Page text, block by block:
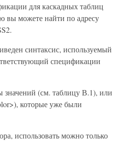
для каскадных таблиц
вы можете найти по адресу
синтаксис, используемый
спецификации
значений (см. таблицу В.1), или
которые уже были
использовать можно только